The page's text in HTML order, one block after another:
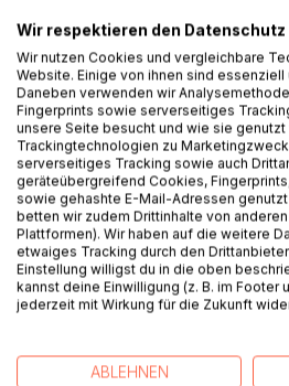
The increased interest manifested
affecting the East, and the great
study of comparative religion,
time has come when an attempt
before the English-speaking
systematic exposition of the
The present work is intended to
in a tabulated form, a concise
rites, ceremonies, and customs,
and theological terms, of the
Although compiled by a clergyman
privilege of being engaged in
not intended to be a controversial
system of Muhammad, but rather
Wir respektieren den Datenschutz
Wir nutzen Cookies und vergleichbare
Website. Einige von ihnen sind
Daneben verwenden wir
Fingerprints sowie serverseitiges
unsere Seite besucht und wie sie
Trackingtechnologien zu
serverseitiges Tracking sowie auch
geräteübergreifend Cookies,
sowie gehashte E-Mail-Adressen
betten wir zudem Drittinhalte von
Plattformen). Wir haben auf die weitere
etwaiges Tracking durch den
Einstellung willigst du in die oben
kannst deine Einwilligung (z. B. im Footer
jederzeit mit Wirkung für die Zukunft
ABLEHNEN